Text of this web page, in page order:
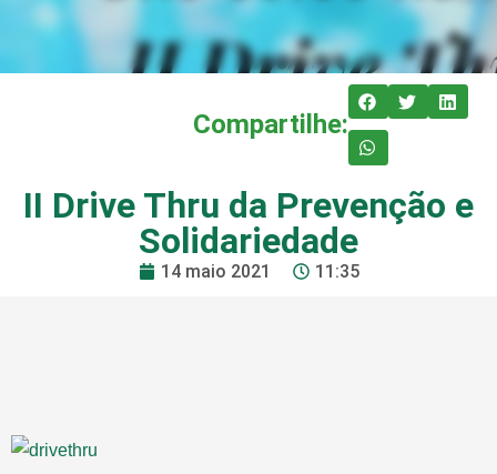
Compartilhe:
II Drive Thru da Prevenção e
Solidariedade
14 maio 2021 11:35